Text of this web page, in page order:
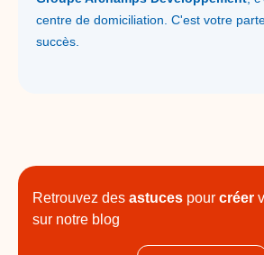
centre de domiciliation. C'est votre
succès.
Retrouvez des astuces pour créer
sur notre blog